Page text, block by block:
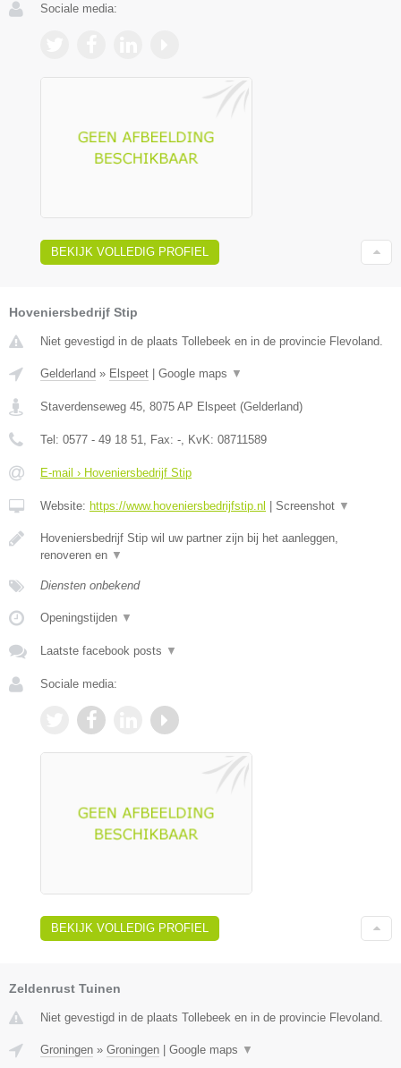
Sociale media:
BEKIJK VOLLEDIG PROFIEL
Hoveniersbedrijf Stip
Niet gevestigd in de plaats Tollebeek en in de provincie Flevoland.
Gelderland » Elspeet Google maps ▼
Staverdenseweg 45, 8075 AP Elspeet (Gelderland)
Tel: 0577 - 49 18 51, Fax: -, KvK: 08711589
E-mail › Hoveniersbedrijf Stip
Website: https://www.hoveniersbedrijfstip.nl Screenshot ▼
Hoveniersbedrijf Stip wil uw partner zijn bij het aanleggen,
renoveren en ▼
Diensten onbekend
Openingstijden ▼
Laatste facebook posts ▼
Sociale media:
BEKIJK VOLLEDIG PROFIEL
Zeldenrust Tuinen
Niet gevestigd in de plaats Tollebeek en in de provincie Flevoland.
Groningen » Groningen Google maps ▼